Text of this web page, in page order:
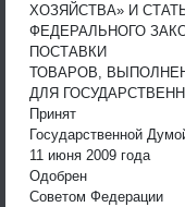
ХОЗЯЙСТВА» И
ФЕДЕРАЛЬНОГО
ПОСТАВКИ
ТОВАРОВ,
ДЛЯ
Принят
Государственной
11 июня 2009 года
Одобрен
Советом Федерации